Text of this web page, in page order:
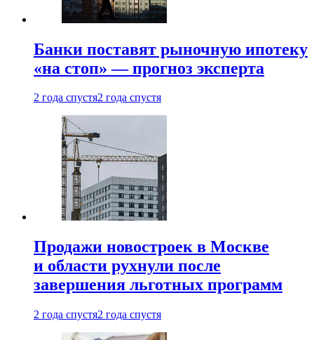
Банки поставят рыночную ипотеку
«на стоп» — прогноз эксперта
2 года спустя2 года спустя
Продажи новостроек в Москве
и области рухнули после
завершения льготных программ
2 года спустя2 года спустя